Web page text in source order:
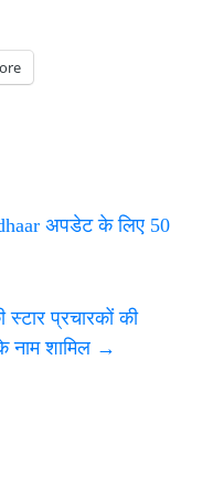
अपडेट के लिए 50
प्रचारकों की
शामिल →